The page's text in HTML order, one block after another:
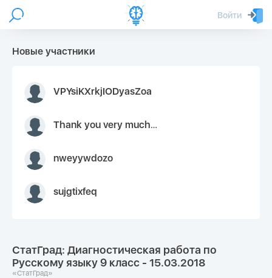
Войти
Новые участники
VPYsiKXrkjIODyasZoa
Thank you very much for your inquiry We appreciate you 9126052 https://youtube.com faceapple !
nweyywdozo
sujgtixfeq
СтатГрад: Диагностическая работа по
Русскому языку 9 класс - 15.03.2018
«СтатГрад»